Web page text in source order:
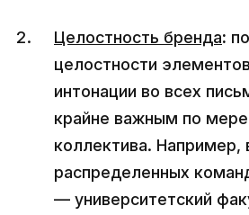
Целостность бренда:
целостности
интонации во всех
крайне важным по
коллектива. Например,
распределенных
— университетский